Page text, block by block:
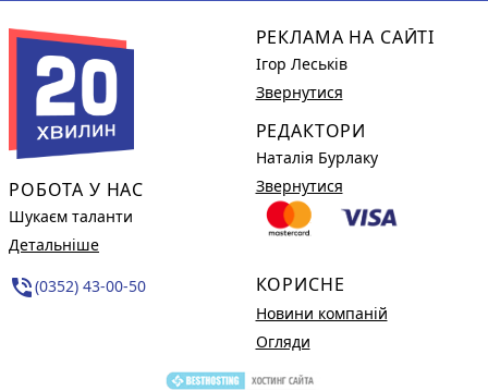
РОБОТА У НАС
Шукаєм таланти
Детальніше
phone_in_talk(0352) 43-00-50
РЕКЛАМА НА САЙТІ
Ігор Леськів
Звернутися
РЕДАКТОРИ
Наталія Бурлаку
Звернутися
КОРИСНЕ
Новини компаній
Огляди